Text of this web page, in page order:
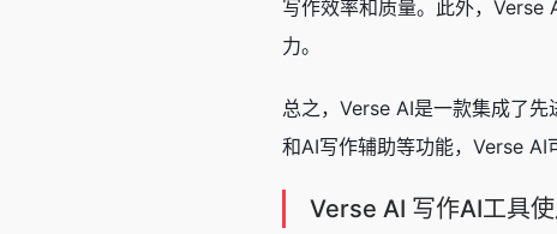
写作效率和质量。此外，Verse
力。
总之，Verse AI是一款集成了先
和AI写作辅助等功能，Verse AI
Verse AI 写作AI工具使